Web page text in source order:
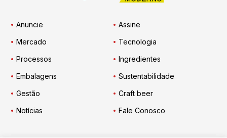
Anuncie
Assine
Mercado
Tecnologia
Processos
Ingredientes
Embalagens
Sustentabilidade
Gestão
Craft beer
Notícias
Fale Conosco